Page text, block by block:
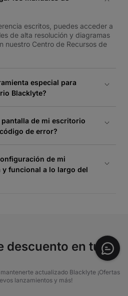
escritos, puedes acceder a
de alta resolución y diagramas
nuestro Centro de Recursos de
especial para
Blacklyte?
contiene todos los tornillos
con mango en L
de alineación precisas con
de mi escritorio
de error?
enchufados en el módulo de
del escritorio. Desconecta la
de la pared durante 30
y mantén presionado el botón
de mi
funcional a lo largo del
descuento en tu
actualizado Blacklyte ¡Ofertas
lanzamientos y más!